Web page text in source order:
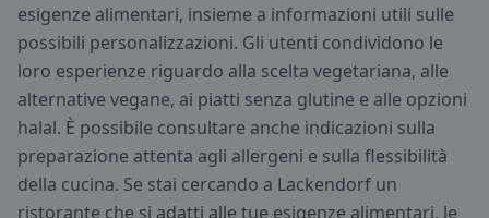
esigenze alimentari, insieme a informazioni utili sulle
possibili personalizzazioni. Gli utenti condividono le
loro esperienze riguardo alla scelta vegetariana, alle
alternative vegane, ai piatti senza glutine e alle opzioni
halal. È possibile consultare anche indicazioni sulla
preparazione attenta agli allergeni e sulla flessibilità
della cucina. Se stai cercando a Lackendorf un
ristorante che si adatti alle tue esigenze alimentari, le